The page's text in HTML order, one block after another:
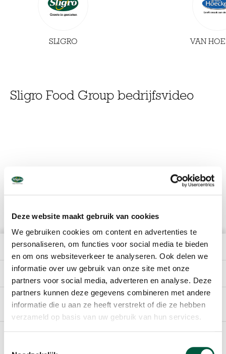
Deze website maakt gebruik van cookies
We gebruiken cookies om content en advertenties te
personaliseren, om functies voor social media te bieden
en om ons websiteverkeer te analyseren. Ook delen we
informatie over uw gebruik van onze site met onze
partners voor social media, adverteren en analyse. Deze
partners kunnen deze gegevens combineren met andere
informatie die u aan ze heeft verstrekt of die ze hebben
verzameld op basis van uw gebruik van hun services.
SLIGRO VAN
Sligro Food Group bedrijfsvideo
HET BEDRIJF
Nederlands